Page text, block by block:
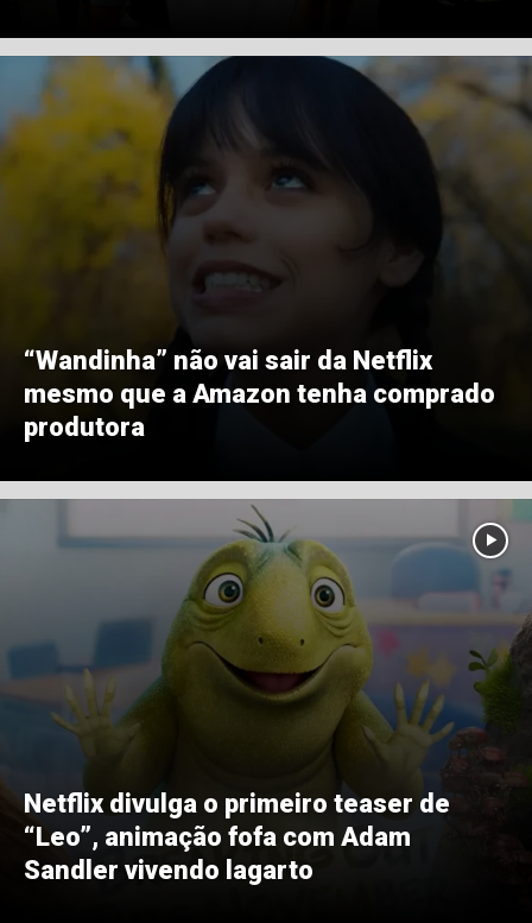
“Wandinha” não vai sair da Netflix
mesmo que a Amazon tenha comprado
produtora
Netflix divulga o primeiro teaser de
“Leo”, animação fofa com Adam
Sandler vivendo lagarto